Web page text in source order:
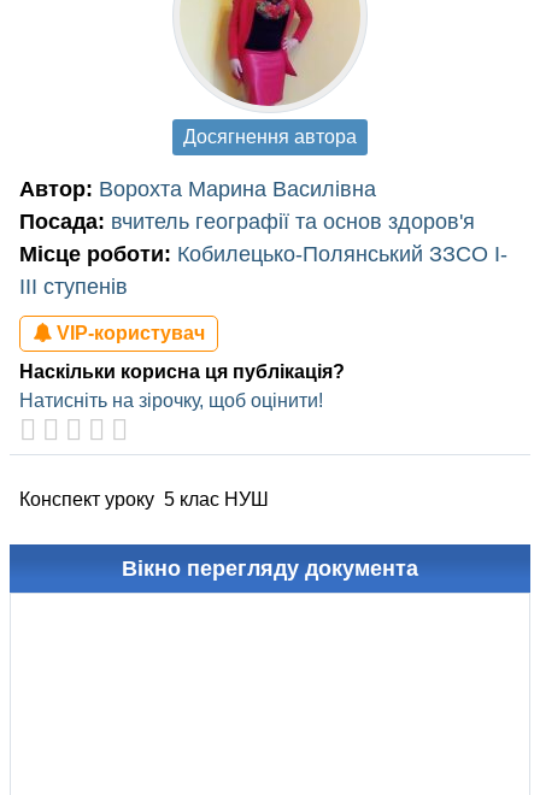
Автор: Ворохта Марина Василівна
Посада: вчитель географії та основ здоров'я
Місце роботи: Кобилецько-Полянський ЗЗСО І-
ІІІ ступенів
VIP-користувач
Наскільки корисна ця публікація?
Натисніть на зірочку, щоб оцінити!
Досягнення автора
Конспект уроку 5 клас НУШ
Вікно перегляду документа